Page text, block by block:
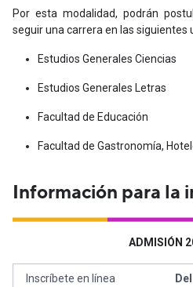
Por esta modalidad, podrán
seguir una carrera en las siguientes
Estudios Generales Ciencias
Estudios Generales Letras
Facultad de Educación
Facultad de Gastronomía,
Información para la
ADMISIÓN
Inscríbete en línea